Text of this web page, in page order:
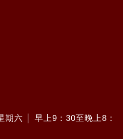
期六 │ 早上9：30至晚上8：